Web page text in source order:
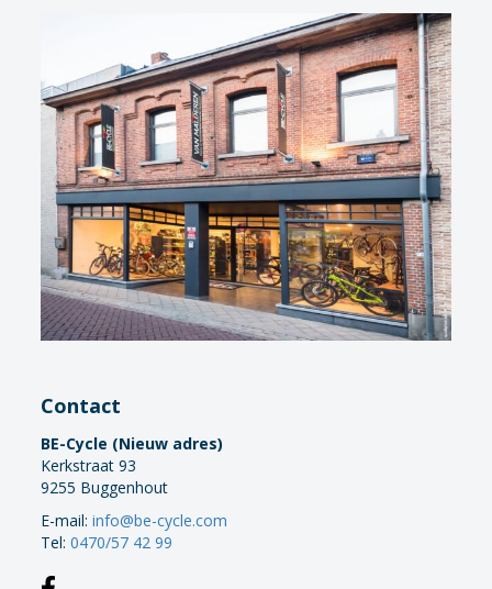
Contact
BE-Cycle (Nieuw adres)
Kerkstraat 93
9255 Buggenhout
E-mail:info@be-cycle.com
Tel:0470/57 42 99